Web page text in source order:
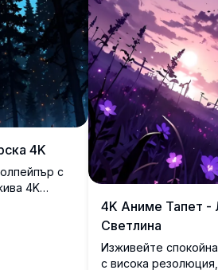
4K
с
4K
4K Аниме Тапет -
Светлина
Изживейте
с висока